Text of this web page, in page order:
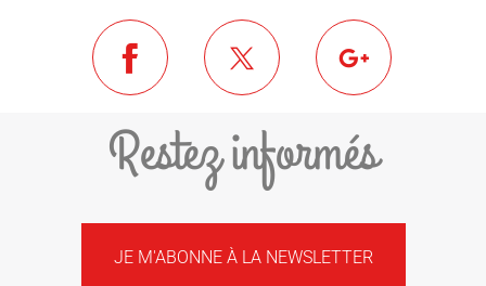
Restez informés
JE M'ABONNE À LA NEWSLETTER